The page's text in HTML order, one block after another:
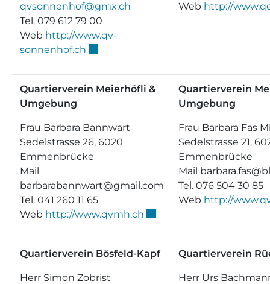
qvsonnenhof@gmx.ch
Tel. 079 612 79 00
Web http://www.qv-
sonnenhof.ch
Web http://
Quartierverein Meierhöfli &
Umgebung
Frau Barbara Bannwart
Sedelstrasse 26, 6020
Emmenbrücke
Mail
barbarabannwart@gmail.com
Tel. 041 260 11 65
Web http://www.qvmh.ch
Quartierverein
Umgebung
Frau Barbara Fas
Sedelstrasse 21,
Emmenbrücke
Mail
Tel. 076 504 30 85
Web http://
Quartierverein Bösfeld-Kapf
Herr Simon Zobrist
Quartierverein
Herr Urs